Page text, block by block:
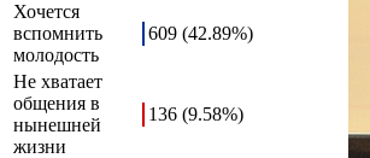
Хочется
вспомнить
молодость
609 (42.89%)
Не хватает
общения в
нынешней
жизни
136 (9.58%)